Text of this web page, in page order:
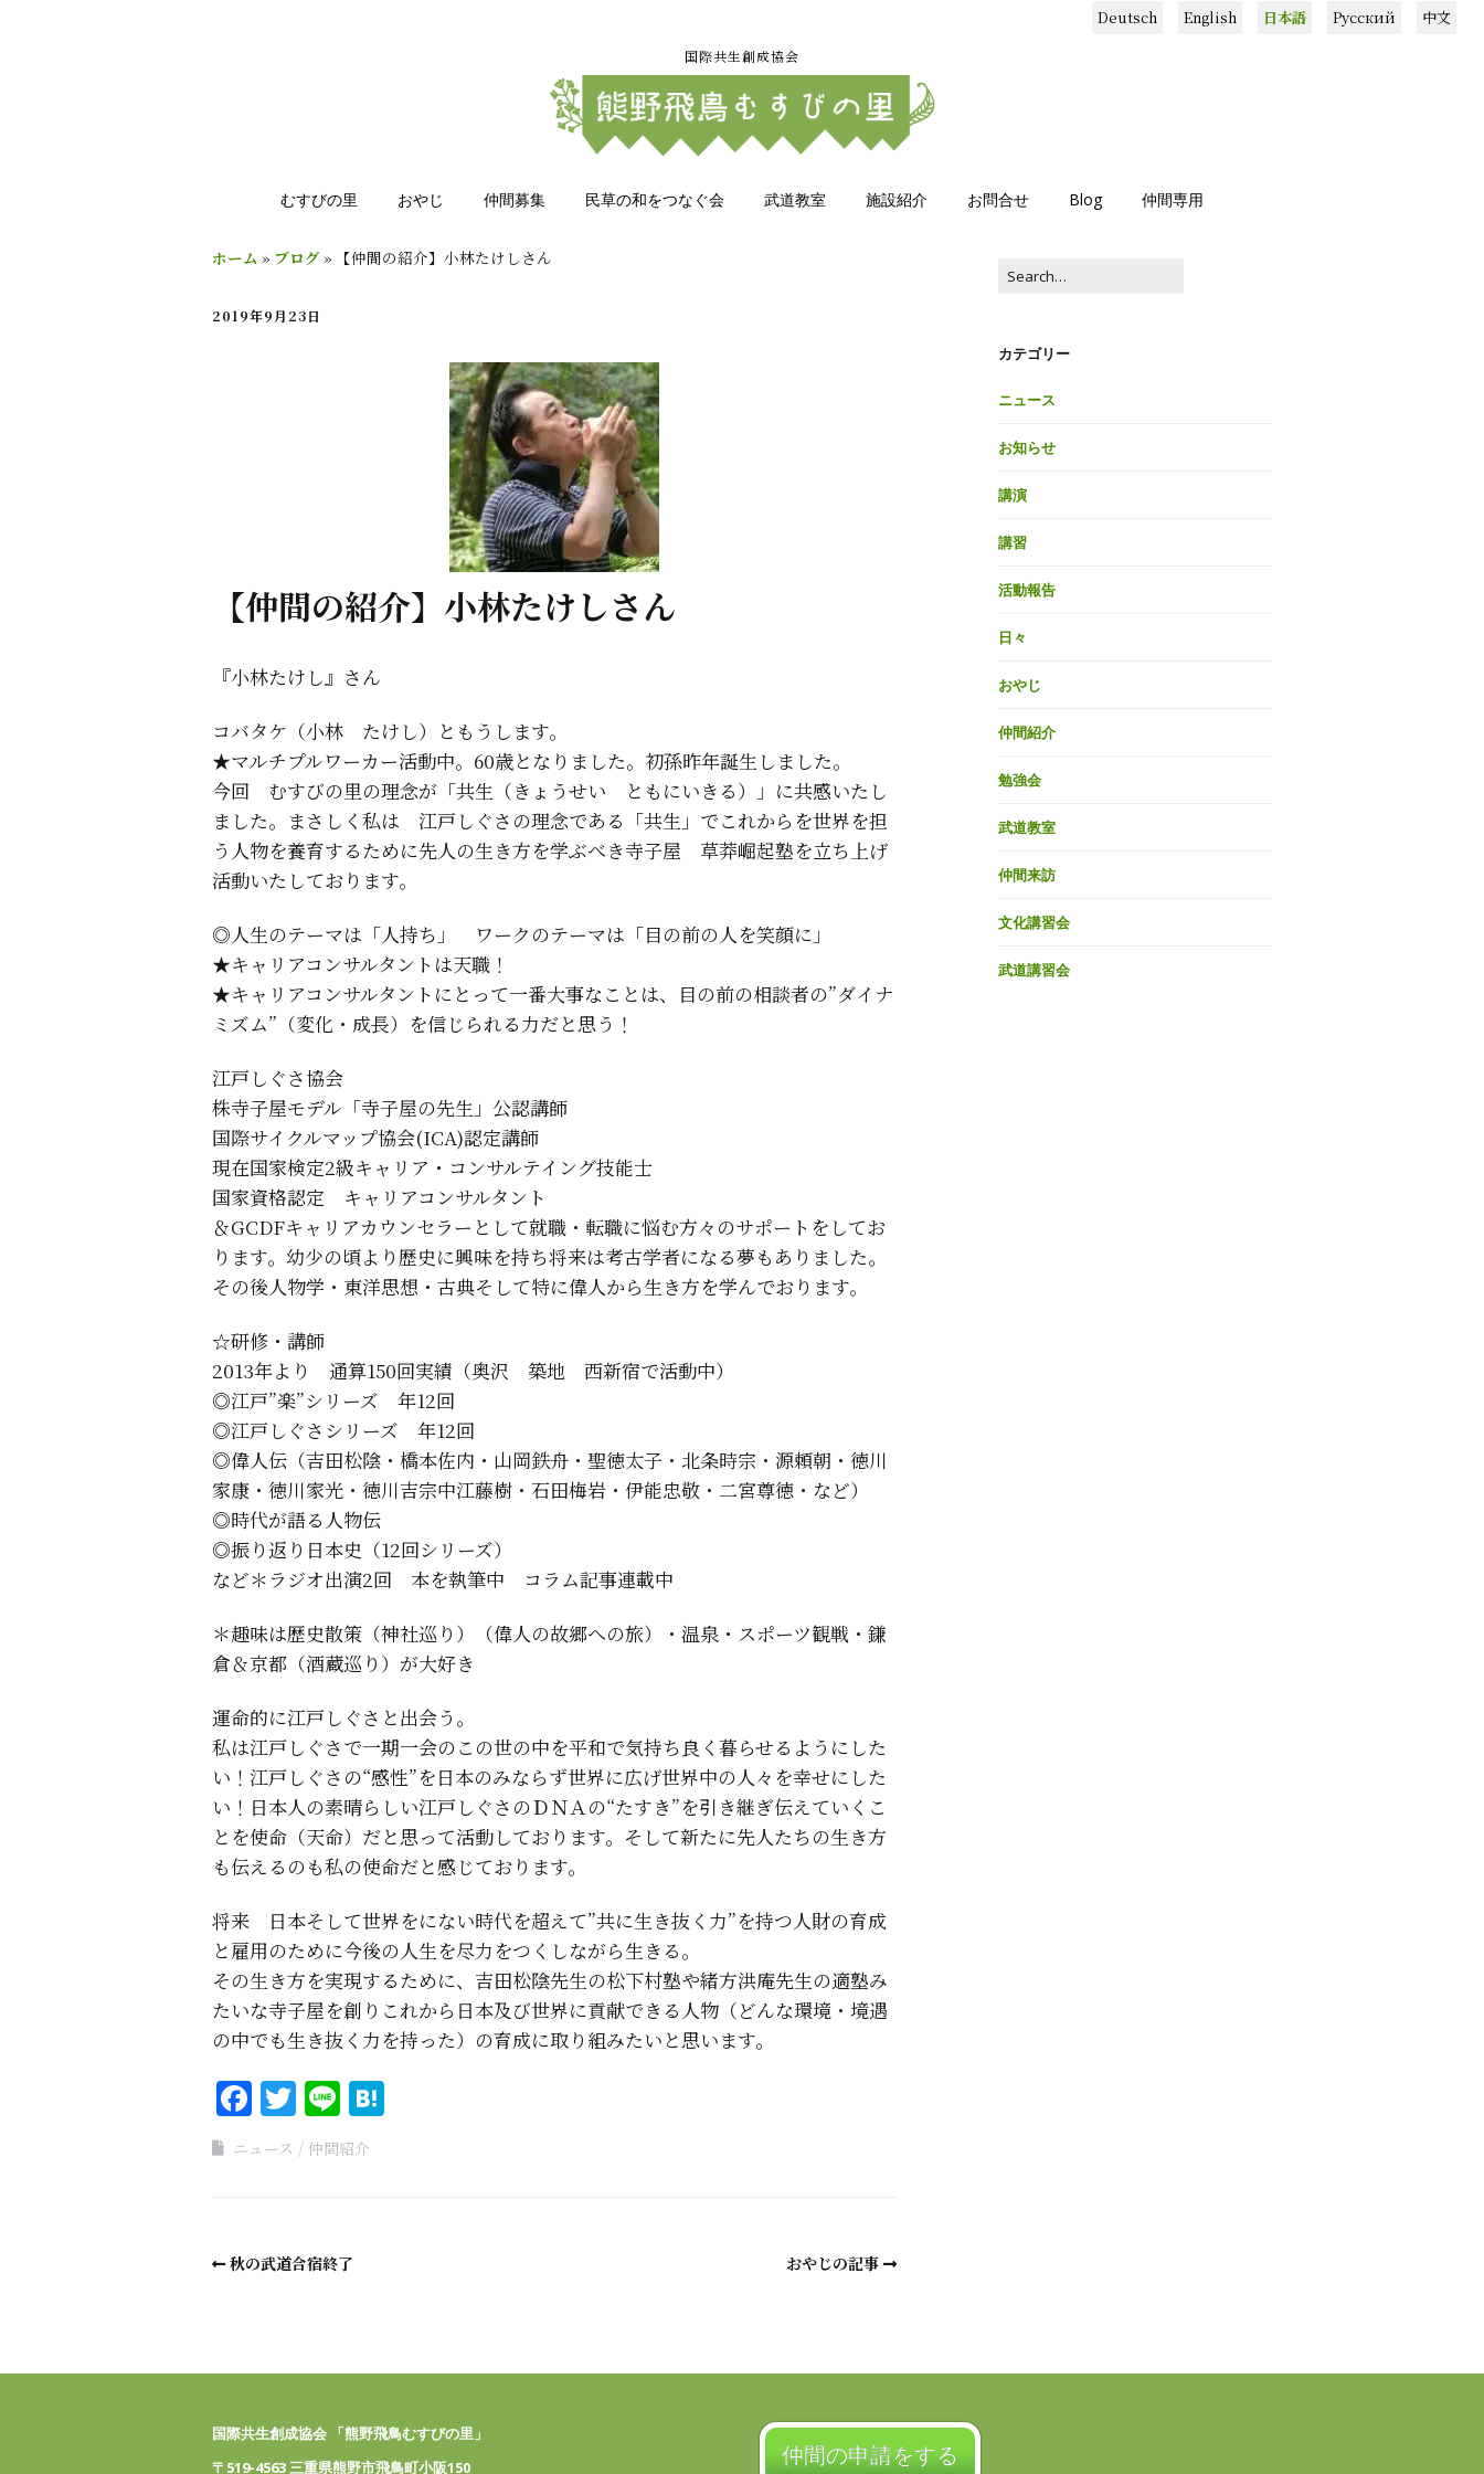
Deutsch English 日本語 Русский 中文
国際共生創成協会
むすびの里 おやじ 仲間募集 民草の和をつなぐ会 武道教室 施設紹介 お問合せ Blog 仲間専用
ホーム » ブログ » 【仲間の紹介】小林たけしさん
2019年9月23日
【仲間の紹介】小林たけしさん
『小林たけし』さん
コバタケ（小林 たけし）ともうします。
★マルチプルワーカー活動中。60歳となりました。初孫昨年誕生しました。
今回 むすびの里の理念が「共生（きょうせい ともにいきる）」に共感いたし
ました。まさしく私は 江戸しぐさの理念である「共生」でこれからを世界を担
う人物を養育するために先人の生き方を学ぶべき寺子屋 草莽崛起塾を立ち上げ
活動いたしております。
◎人生のテーマは「人持ち」 ワークのテーマは「目の前の人を笑顔に」
★キャリアコンサルタントは天職！
★キャリアコンサルタントにとって一番大事なことは、目の前の相談者の”ダイナ
ミズム”（変化・成長）を信じられる力だと思う！
江戸しぐさ協会
株寺子屋モデル「寺子屋の先生」公認講師
国際サイクルマップ協会(ICA)認定講師
現在国家検定2級キャリア・コンサルテイング技能士
国家資格認定 キャリアコンサルタント
＆GCDFキャリアカウンセラーとして就職・転職に悩む方々のサポートをしてお
ります。幼少の頃より歴史に興味を持ち将来は考古学者になる夢もありました。
その後人物学・東洋思想・古典そして特に偉人から生き方を学んでおります。
☆研修・講師
2013年より 通算150回実績（奥沢 築地 西新宿で活動中）
◎江戸”楽”シリーズ 年12回
◎江戸しぐさシリーズ 年12回
◎偉人伝（吉田松陰・橋本佐内・山岡鉄舟・聖徳太子・北条時宗・源頼朝・徳川
家康・徳川家光・徳川吉宗中江藤樹・石田梅岩・伊能忠敬・二宮尊徳・など）
◎時代が語る人物伝
◎振り返り日本史（12回シリーズ）
など＊ラジオ出演2回 本を執筆中 コラム記事連載中
＊趣味は歴史散策（神社巡り）（偉人の故郷への旅）・温泉・スポーツ観戦・鎌
倉＆京都（酒蔵巡り）が大好き
運命的に江戸しぐさと出会う。
私は江戸しぐさで一期一会のこの世の中を平和で気持ち良く暮らせるようにした
い！江戸しぐさの“感性”を日本のみならず世界に広げ世界中の人々を幸せにした
い！日本人の素晴らしい江戸しぐさのＤＮＡの“たすき”を引き継ぎ伝えていくこ
とを使命（天命）だと思って活動しております。そして新たに先人たちの生き方
も伝えるのも私の使命だと感じております。
将来 日本そして世界をにない時代を超えて”共に生き抜く力”を持つ人財の育成
と雇用のために今後の人生を尽力をつくしながら生きる。
その生き方を実現するために、吉田松陰先生の松下村塾や緒方洪庵先生の適塾み
たいな寺子屋を創りこれから日本及び世界に貢献できる人物（どんな環境・境遇
の中でも生き抜く力を持った）の育成に取り組みたいと思います。
Facebook
Twitter
Line
ニュース 仲間紹介
秋の武道合宿終了 おやじの記事
カテゴリー
ニュース
お知らせ
講演
講習
活動報告
日々
おやじ
仲間紹介
勉強会
武道教室
仲間来訪
文化講習会
武道講習会
国際共生創成協会 「熊野飛鳥むすびの里」
〒519-4563 三重県熊野市飛鳥町小阪150
仲間の申請をする